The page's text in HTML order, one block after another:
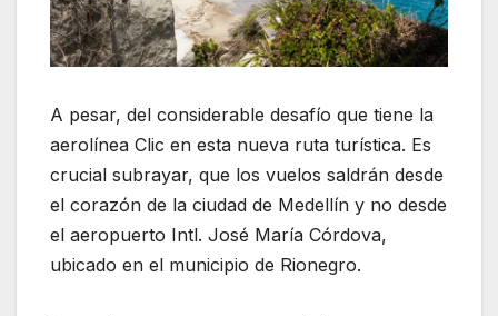
A pesar, del considerable desafío que tiene la
aerolínea Clic en esta nueva ruta turística. Es
crucial subrayar, que los vuelos saldrán desde
el corazón de la ciudad de Medellín y no desde
el aeropuerto Intl. José María Córdova,
ubicado en el municipio de Rionegro.